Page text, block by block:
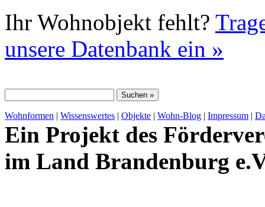
Ihr Wohnobjekt fehlt?
unsere Datenbank ein »
Wohnformen | Wissenswertes | Objekte | Wohn-Blog | Impressum |
Ein Projekt des
im Land Brandenburg